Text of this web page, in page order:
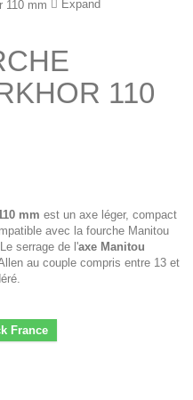
Expand
110
mm est un axe léger, compact
avec la fourche Manitou
serrage de l'axe Manitou
au couple compris entre 13 et
France